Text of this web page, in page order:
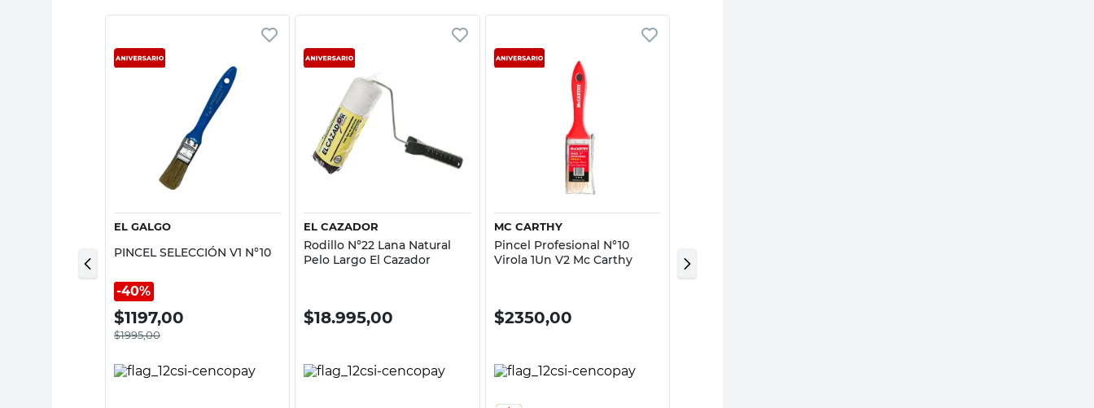
Vista rápida
EL GALGO
PINCEL SELECCIÓN V1 N°10
40%
$1197,00
$1995,00
EL CAZADOR
Rodillo N°22 Lana Natural
Pelo Largo El Cazador
$18.995,00
Vista rápida
MC CARTHY
Pincel Profesional N°10
Virola 1Un V2 Mc Carthy
$2350,00
20 Cm Negro Mc Carthy